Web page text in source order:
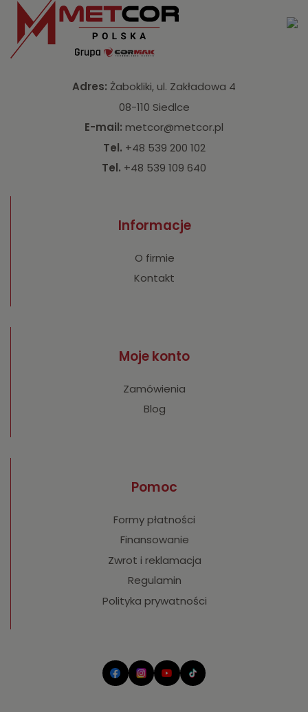
Adres: Żabokliki, ul. Zakładowa 4
08-110 Siedlce
E-mail: metcor@metcor.pl
Tel. +48 539 200 102
Tel. +48 539 109 640
Informacje
O firmie
Kontakt
Moje konto
Zamówienia
Blog
Pomoc
Formy płatności
Finansowanie
Zwrot i reklamacja
Regulamin
Polityka prywatności